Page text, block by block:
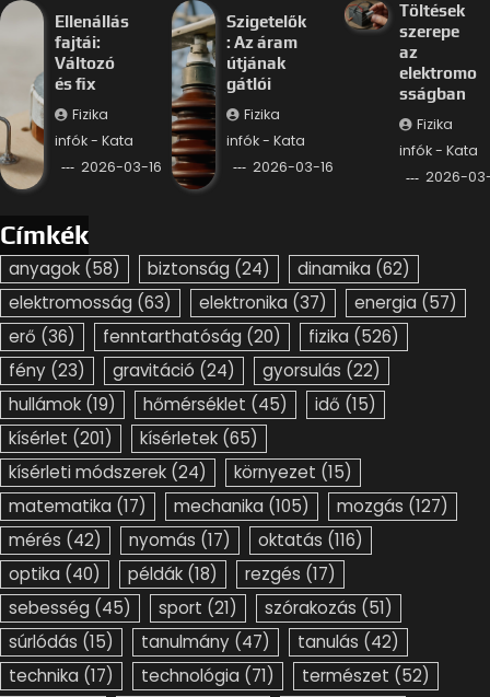
Ellenállás
fajtái:
Változó
és fix
Fizika
infók - Kata
2026-03-16
Szigetelők
: Az áram
útjának
gátlói
Fizika
infók - Kata
2026-03-16
Töltések
szerepe
az
elektromo
sságban
Fizika
infók - Kata
2026-
Címkék
anyagok (58) biztonság (24) dinamika (62)
elektromosság (63) elektronika (37) energia (57)
erő (36) fenntarthatóság (20) fizika (526)
fény (23) gravitáció (24) gyorsulás (22)
hullámok (19) hőmérséklet (45) idő (15)
kísérlet (201) kísérletek (65)
kísérleti módszerek (24) környezet (15)
matematika (17) mechanika (105) mozgás (127)
mérés (42) nyomás (17) oktatás (116)
optika (40) példák (18) rezgés (17)
sebesség (45) sport (21) szórakozás (51)
súrlódás (15) tanulmány (47) tanulás (42)
technika (17) technológia (71) természet (52)